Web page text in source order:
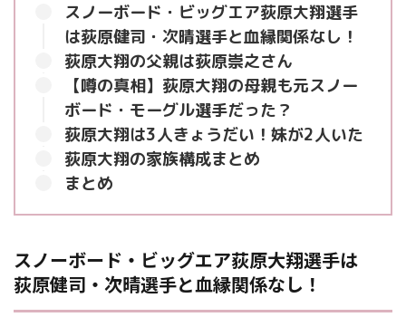
スノーボード・ビッグエア荻原大翔選手
は荻原健司・次晴選手と血縁関係なし！
荻原大翔の父親は荻原崇之さん
【噂の真相】荻原大翔の母親も元スノー
ボード・モーグル選手だった？
荻原大翔は3人きょうだい！妹が2人いた
荻原大翔の家族構成まとめ
まとめ
スノーボード・ビッグエア荻原大翔選手は
荻原健司・次晴選手と血縁関係なし！